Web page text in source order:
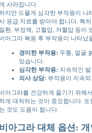
게 사라집니다.
지만 드물게 심각한 부작용이 나
응급 치료를 받아야 합니다. 특
질환, 부정맥, 고혈압, 저혈압 등이
비아그라 복용 후 부작용이 나타났
경미한 부작용: 두통, 얼굴
있습니다.
심각한 부작용: 지속적인
의사 상담: 부작용이 지속
비아그라를 건강하게 즐기기 위해
게 대처하는 것이 중요합니다.
는 것도 도움이 됩니다.
비아그라 대체 옵션: